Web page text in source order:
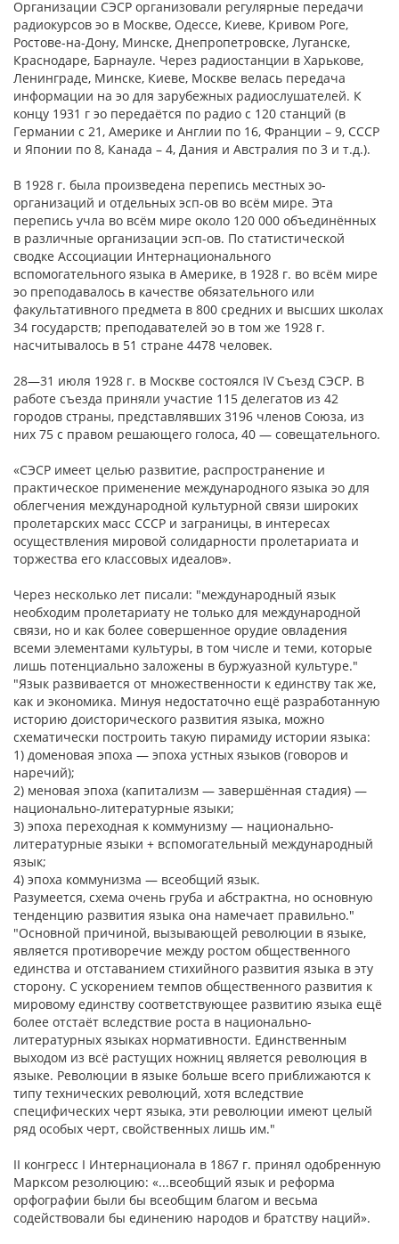
Организации СЭСР организовали регулярные передачи
радиокурсов эо в Москве, Одессе, Киеве, Кривом Роге,
Ростове-на-Дону, Минске, Днепропетровске, Луганске,
Краснодаре, Барнауле. Через радиостанции в Харькове,
Ленинграде, Минске, Киеве, Москве велась передача
информации на эо для зарубежных радиослушателей. К
концу 1931 г эо передаётся по радио с 120 станций (в
Германии с 21, Америке и Англии по 16, Франции – 9, СССР
и Японии по 8, Канада – 4, Дания и Австралия по 3 и т.д.).
В 1928 г. была произведена перепись местных эо-
организаций и отдельных эсп-ов во всём мире. Эта
перепись учла во всём мире около 120 000 объединённых
в различные организации эсп-ов. По статистической
сводке Ассоциации Интернационального
вспомогательного языка в Америке, в 1928 г. во всём мире
эо преподавалось в качестве обязательного или
факультативного предмета в 800 средних и высших школах
34 государств; преподавателей эо в том же 1928 г.
насчитывалось в 51 стране 4478 человек.
28—31 июля 1928 г. в Москве состоялся IV Съезд СЭСР. В
работе съезда приняли участие 115 делегатов из 42
городов страны, представлявших 3196 членов Союза, из
них 75 с правом решающего голоса, 40 — совещательного.
«СЭСР имеет целью развитие, распространение и
практическое применение международного языка эо для
облегчения международной культурной связи широких
пролетарских масс СССР и заграницы, в интересах
осуществления мировой солидарности пролетариата и
торжества его классовых идеалов».
Через несколько лет писали: "международный язык
необходим пролетариату не только для международной
связи, но и как более совершенное орудие овладения
всеми элементами культуры, в том числе и теми, которые
лишь потенциально заложены в буржуазной культуре."
"Язык развивается от множественности к единству так же,
как и экономика. Минуя недостаточно ещё разработанную
историю доисторического развития языка, можно
схематически построить такую пирамиду истории языка:
1) доменовая эпоха — эпоха устных языков (говоров и
наречий);
2) меновая эпоха (капитализм — завершённая стадия) —
национально-литературные языки;
3) эпоха переходная к коммунизму — национально-
литературные языки + вспомогательный международный
язык;
4) эпоха коммунизма — всеобщий язык.
Разумеется, схема очень груба и абстрактна, но основную
тенденцию развития языка она намечает правильно."
"Основной причиной, вызывающей революции в языке,
является противоречие между ростом общественного
единства и отставанием стихийного развития языка в эту
сторону. С ускорением темпов общественного развития к
мировому единству соответствующее развитию языка ещё
более отстаёт вследствие роста в национально-
литературных языках нормативности. Единственным
выходом из всё растущих ножниц является революция в
языке. Революции в языке больше всего приближаются к
типу технических революций, хотя вследствие
специфических черт языка, эти революции имеют целый
ряд особых черт, свойственных лишь им."
II конгресс I Интернационала в 1867 г. принял одобренную
Марксом резолюцию: «...всеобщий язык и реформа
орфографии были бы всеобщим благом и весьма
содействовали бы единению народов и братству наций».